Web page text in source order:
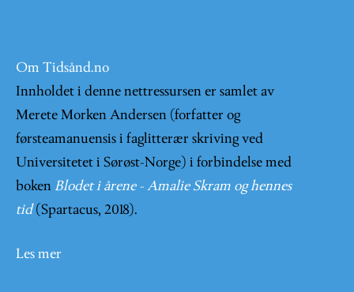
Om Tidsånd.no
Innholdet i denne nettressursen er samlet av
Merete Morken Andersen (forfatter og
førsteamanuensis i faglitterær skriving ved
Universitetet i Sørøst-Norge) i forbindelse med
boken Blodet i årene - Amalie Skram og hennes
tid (Spartacus, 2018).
Les mer